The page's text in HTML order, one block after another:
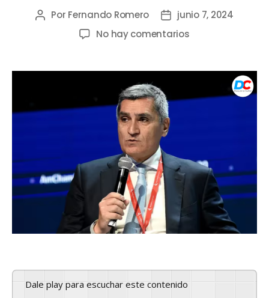
Por Fernando Romero
junio 7, 2024
No hay comentarios
Dale play para escuchar este contenido